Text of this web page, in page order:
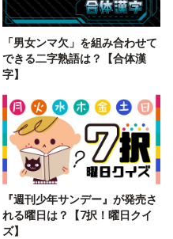
「男女ンマ欠」を組み合わせて
できる二字熟語は？【合体漢
字】
『週刊少年サンデー』が発売さ
れる曜日は？【7択！曜日クイ
ズ】